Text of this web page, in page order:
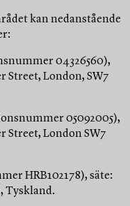
kan nedanstående
04326560),
Street, London, SW7
05092005),
Street, London SW7
HRB102178), säte:
Tyskland.